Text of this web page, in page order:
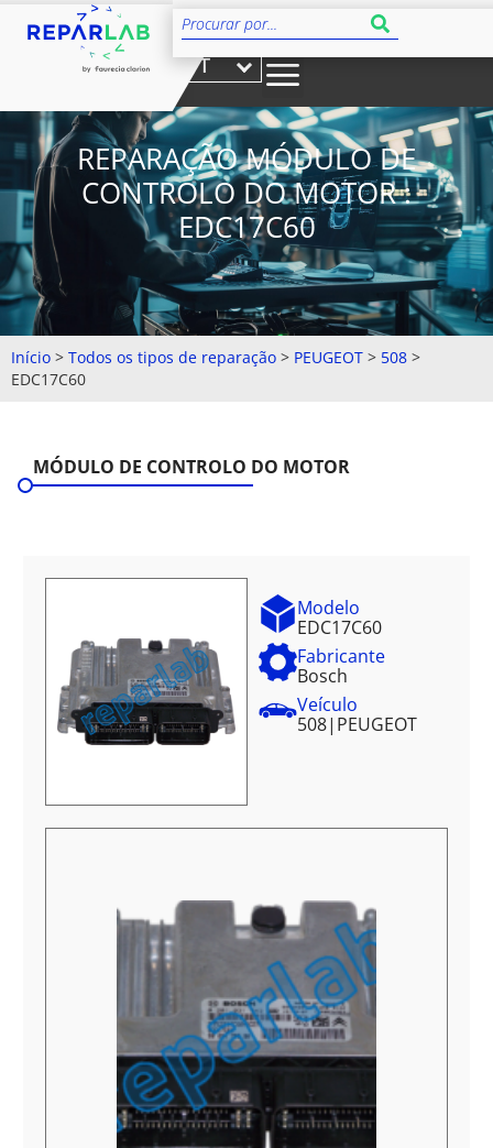
PT
REPARAÇÃO MÓDULO DE
CONTROLO DO MOTOR :
EDC17C60
Início > Todos os tipos de reparação > PEUGEOT > 508 >
EDC17C60
MÓDULO DE CONTROLO DO MOTOR
Modelo
EDC17C60
Fabricante
Bosch
Veículo
508| PEUGEOT